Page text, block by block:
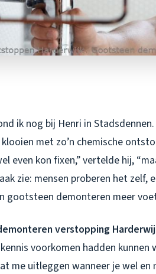
ik nog bij Henri in
met zo’n chemische
even kon fixen,” vertelde hij,
zie: mensen proberen het
gootsteen demonteren meer
verstopping
voorkomen hadden
me uitleggen wanneer je wel en